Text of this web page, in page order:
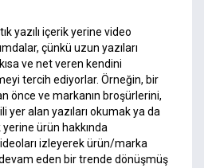
yazılı içerik yerine video
çünkü uzun yazıları
ve net veren kendini
tercih ediyorlar. Örneğin, bir
önce ve markanın broşürlerini,
yer alan yazıları okumak ya da
ürün hakkında
izleyerek ürün/marka
eden bir trende dönüşmüş